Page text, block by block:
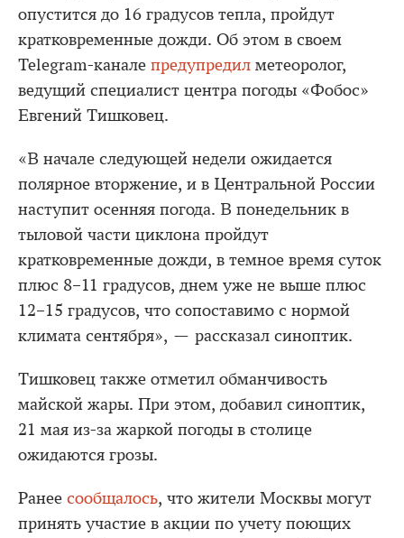
опустится до 16 градусов тепла, пройдут
кратковременные дожди. Об этом в своем
Telegram-канале предупредил метеоролог,
ведущий специалист центра погоды «Фобос»
Евгений Тишковец.
«В начале следующей недели ожидается
полярное вторжение, и в Центральной России
наступит осенняя погода. В понедельник в
тыловой части циклона пройдут
кратковременные дожди, в темное время суток
плюс 8–11 градусов, днем уже не выше плюс
12–15 градусов, что сопоставимо с нормой
климата сентября», — рассказал синоптик.
Тишковец также отметил обманчивость
майской жары. При этом, добавил синоптик,
21 мая из-за жаркой погоды в столице
ожидаются грозы.
Ранее сообщалось, что жители Москвы могут
принять участие в акции по учету поющих